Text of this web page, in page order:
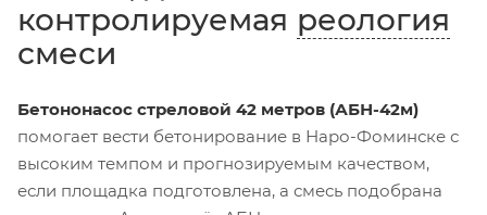
контролируемая реология
смеси
Бетононасос стреловой 42 метров (АБН-42м)
помогает вести бетонирование в Наро-Фоминске с
высоким темпом и прогнозируемым качеством,
если площадка подготовлена, а смесь подобрана